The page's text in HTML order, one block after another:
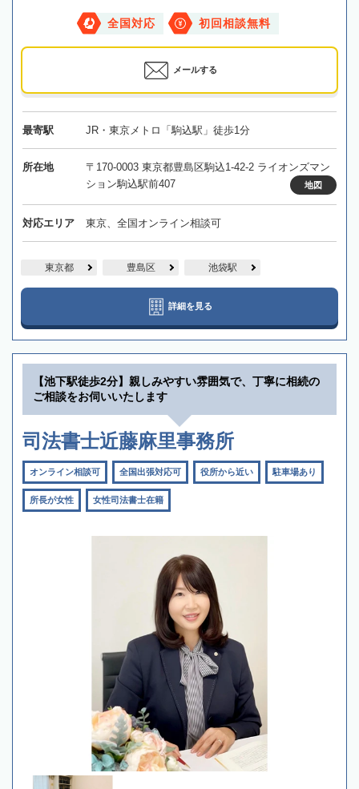
全国対応 初回相談無料
メールする
最寄駅 JR・東京メトロ「駒込駅」徒歩1分
所在地
〒170-0003 東京都豊島区駒込1-42-2 ライオンズマン
ション駒込駅前407
地図
対応エリア 東京、全国オンライン相談可
東京都 豊島区 池袋駅
詳細を見る
【池下駅徒歩2分】親しみやすい雰囲気で、丁寧に相続の
ご相談をお伺いいたします
司法書士近藤麻里事務所
オンライン相談可 全国出張対応可 役所から近い 駐車場あり
所長が女性 女性司法書士在籍